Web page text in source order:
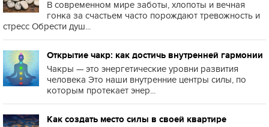
В современном мире заботы, хлопоты и вечная
гонка за счастьем часто порождают тревожность и
стресс Обрести душ...
Открытие чакр: как достичь внутренней гармонии
Чакры — это энергетические уровни развития
человека Это наши внутренние центры силы, по
которым протекает энер...
Как создать место силы в своей квартире